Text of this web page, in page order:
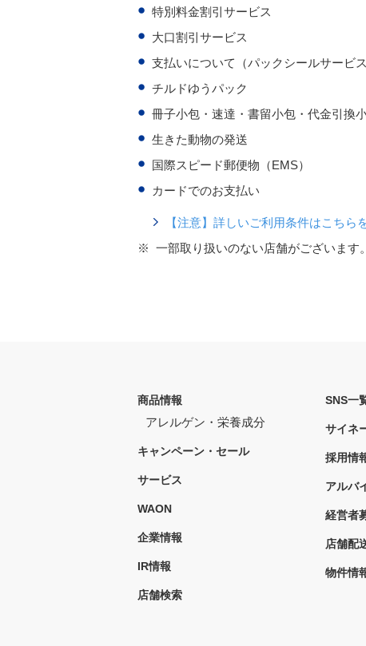
特別料金割引サービス
大口割引サービス
支払いについて（パックシールサービ
チルドゆうパック
冊子小包・速達・書留小包・代金引換
生きた動物の発送
国際スピード郵便物（EMS）
カードでのお支払い
【注意】詳しいご利用条件はこちら
※ 一部取り扱いのない店舗がございます
商品情報
アレルゲン・栄養成分
キャンペーン・セール
サービス
WAON
企業情報
IR情報
店舗検索
SNS一
サイネ
採用情
アルバ
経営者
店舗配
物件情